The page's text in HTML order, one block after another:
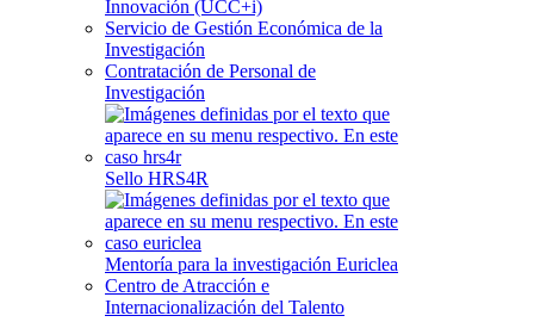
Innovación (UCC+i)
Servicio de Gestión Económica de la
Investigación
Contratación de Personal de
Investigación
Sello HRS4R
Mentoría para la investigación Euriclea
Centro de Atracción e
Internacionalización del Talento